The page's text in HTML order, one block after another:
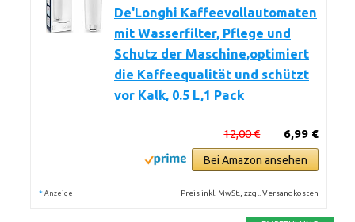
De'Longhi Kaffeevollautomaten
mit Wasserfilter, Pflege und
Schutz der Maschine,optimiert
die Kaffeequalität und schützt
vor Kalk, 0.5 L,1 Pack
6,99 €
12,00 €
Bei Amazon ansehen
* Anzeige Preis inkl. MwSt., zzgl. Versandkosten